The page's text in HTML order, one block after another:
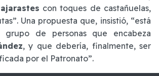
con toques de castañuelas,
Una propuesta que, insistió, “está
grupo de personas que encabeza
, y que debería, finalmente, ser
por el Patronato”.